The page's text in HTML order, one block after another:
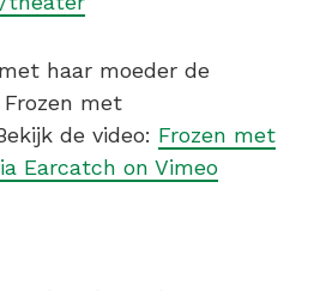
haar moeder de
Frozen met
de video: Frozen met
Earcatch on Vimeo